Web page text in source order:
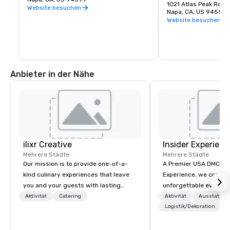
Napa Valley und der ganzen Welt, die eine
Website besuchen
Prime Solum,
Weine.
1021 Atlas Peak Rot
Napa, CA, US 94559
Website besuchen
Anbieter in der Nähe
ilixr Creative
Mehrere Städte
Our mission is to provide one-of-a-
kind culinary experiences that leave
you and your guests with lasting
memories and satiated palates. Every
Aktivität Catering
Insider
Mehrere Städte
A Premier USA DMC Partner
Experience, we create
unforgettable events
access to premium
class entertainment,
Aktivität
Logistik/Dekoration